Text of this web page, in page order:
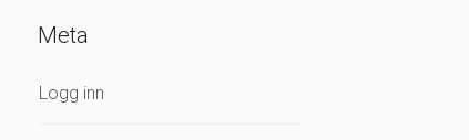
Meta
Logg inn